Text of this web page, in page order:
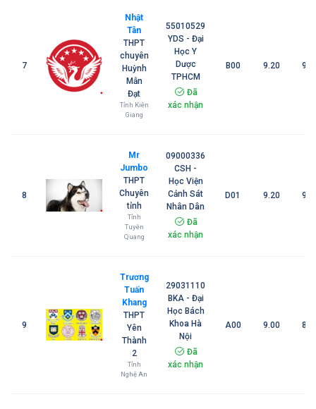
7
Nhật
Tân
THPT
chuyên
Huỳnh
Mẫn
Đạt
Tỉnh Kiên
Giang
55010529
YDS - Đại
Học Y
Dược
TPHCM
Đã
xác nhận
B00 9.20
8
Mr
Jumbo
THPT
Chuyên
tỉnh
Tỉnh
Tuyên
Quang
09000336
CSH -
Học Viện
Cảnh Sát
Nhân Dân
Đã
xác nhận
D01 9.20
9
Trương
Tuấn
Khang
THPT
Yên
Thành
2
Tỉnh
Nghệ An
29031110
BKA - Đại
Học Bách
Khoa Hà
Nội
Đã
xác nhận
A00 9.00